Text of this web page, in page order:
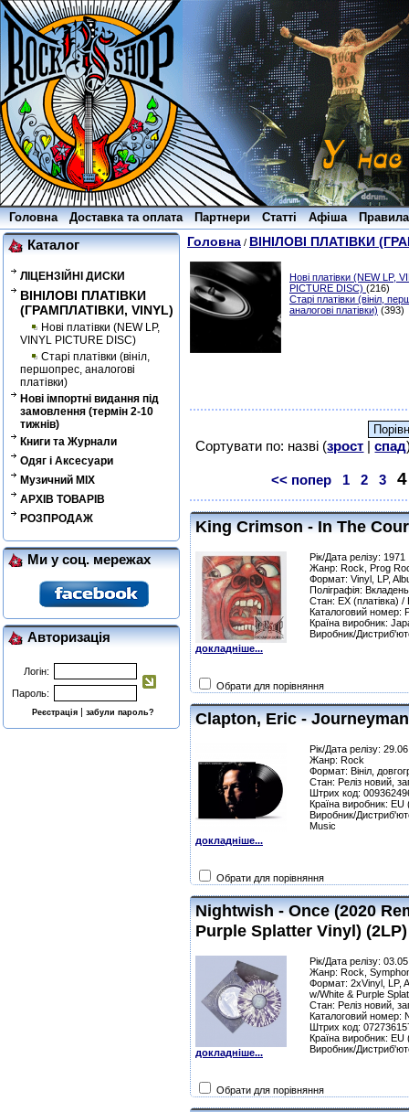
Головна Доставка та оплата Партнери Статті Афіша
Каталог
ЛІЦЕНЗІЙНІ ДИСКИ
ВІНІЛОВІ ПЛАТІВКИ
(ГРАМПЛАТІВКИ, VINYL)
Нові платівки (NEW LP,
VINYL PICTURE DISC)
Старі платівки (вініл,
першопрес, аналогові
платівки)
Нові імпортні видання під
замовлення (термін 2-10
тижнів)
Книги та Журнали
Одяг і Аксесуари
Музичний MIX
АРХІВ ТОВАРІВ
РОЗПРОДАЖ
Ми у соц. мережах
Авторизація
Логін:
Пароль:
Реєстрація |забули пароль?
Головна / ВІНІЛОВІ ПЛАТІВКИ
Нові платівки (NEW LP,
PICTURE DISC) (216)
Старі платівки (вініл,
аналогові платівки) (393)
Сортувати по: назві (зрост |спад
<< попер 1 2 3 4
King Crimson - In The
докладніше...
Рік/Дата релізу: 1971
Жанр: Rock, Prog
Формат: Vinyl, LP,
Поліграфія:
Стан: EX (платівка) /
Каталоговий номер:
Країна виробник:
Виробник/
Обрати для порівняння
Clapton, Eric -
докладніше...
Рік/Дата релізу:
Жанр: Rock
Формат: Вініл,
Стан: Реліз новий,
Штрих код:
Країна виробник:
Виробник/
Music
Обрати для порівняння
Nightwish - Once (2020
Purple Splatter Vinyl) (2LP)
докладніше...
Рік/Дата релізу:
Жанр: Rock,
Формат: 2xVinyl, LP,
w/White & Purple
Стан: Реліз новий,
Каталоговий номер:
Штрих код:
Країна виробник:
Виробник/
Обрати для порівняння